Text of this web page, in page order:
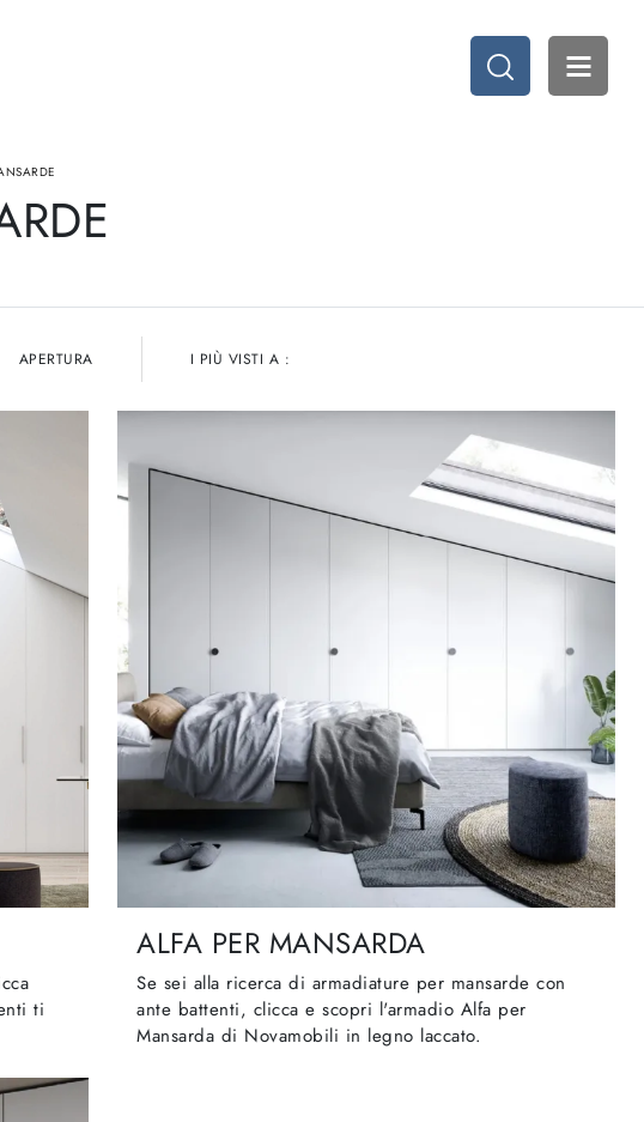
APERTURA I PIÙ VISTI A :
ti
ALFA PER MANSARDA
Se sei alla ricerca di armadiature per mansarde con
ante battenti, clicca e scopri l'armadio Alfa per
Mansarda di Novamobili in legno laccato.